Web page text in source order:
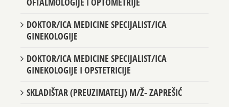
DOKTOR/ICA MEDICINE SPECIJALIST/ICA
GINEKOLOGIJE
DOKTOR/ICA MEDICINE SPECIJALIST/ICA
GINEKOLOGIJE I OPSTETRICIJE
SKLADIŠTAR (PREUZIMATELJ) M/Ž- ZAPREŠIĆ